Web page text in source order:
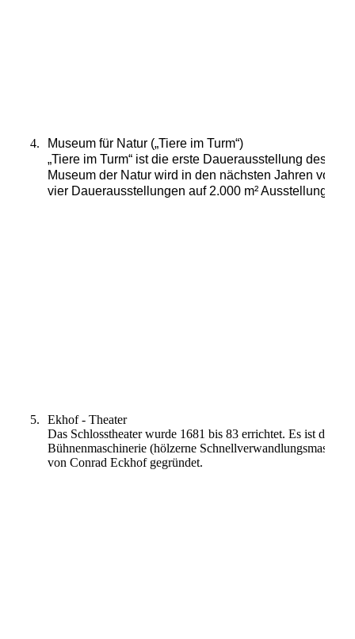
4.
Museum für Natur („Tiere im Turm“)
„Tiere im Turm“ ist die erste Dauerausstellung des
Museum der Natur wird in den nächsten Jahren
vier Dauerausstellungen auf 2.000 m²
5.
Ekhof - Theater
Das Schlosstheater wurde 1681 bis 83 errichtet. Es ist das
Bühnenmaschinerie (hölzerne
von Conrad Eckhof gegründet.